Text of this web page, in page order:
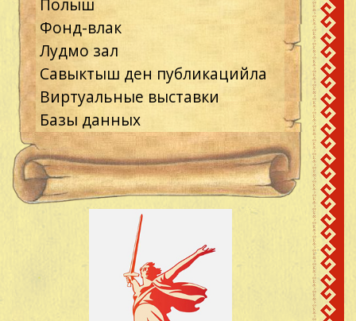
Фонд-влак
Лудмо зал
Савыктыш ден публикацийла
Виртуальные выставки
Базы данных